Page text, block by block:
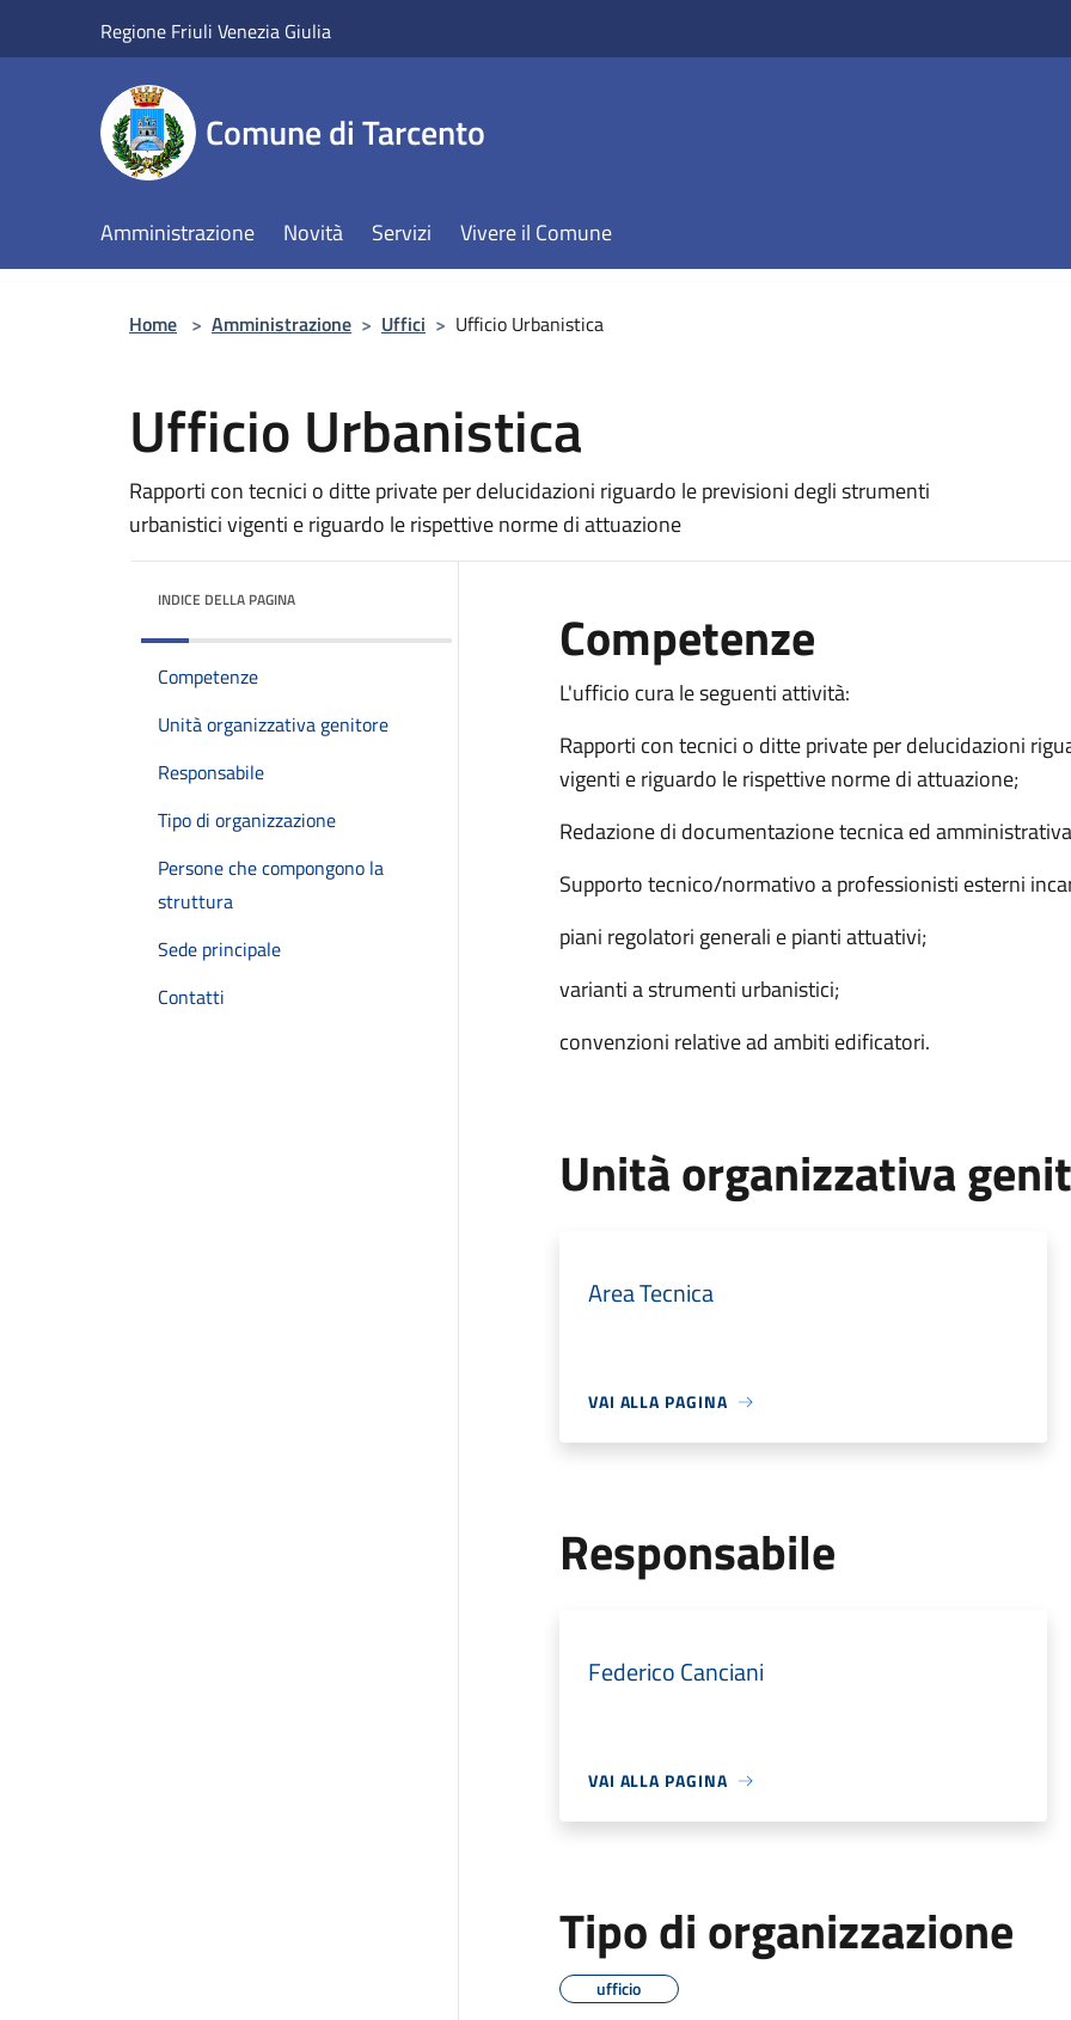
Regione Friuli Venezia Giulia
Comune di Tarcento
Amministrazione Novità Servizi Vivere il Comune
Home > Amministrazione > Uffici > Ufficio Urbanistica
Ufficio Urbanistica
Rapporti con tecnici o ditte private per delucidazioni riguardo le previsioni degli strumenti
urbanistici vigenti e riguardo le rispettive norme di attuazione
INDICE DELLA PAGINA
Competenze
Unità organizzativa genitore
Responsabile
Tipo di organizzazione
Persone che compongono la
struttura
Sede principale
Contatti
Competenze
L'ufficio cura le seguenti attività:
Rapporti con tecnici o ditte private per delucidazioni
vigenti e riguardo le rispettive norme di attuazione;
Redazione di documentazione tecnica ed
Supporto tecnico/normativo a professionisti esterni
piani regolatori generali e pianti attuativi;
varianti a strumenti urbanistici;
convenzioni relative ad ambiti edificatori.
Unità organizzativa
Area Tecnica
VAI ALLA PAGINA
Responsabile
Federico Canciani
VAI ALLA PAGINA
Tipo di organizzazione
ufficio